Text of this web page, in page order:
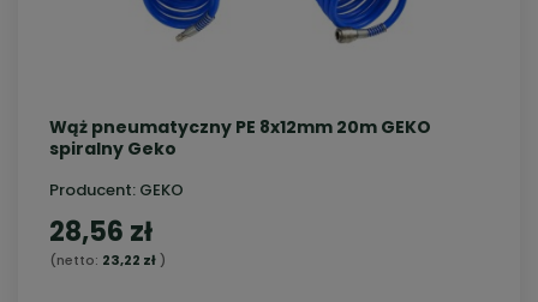
Wąż pneumatyczny PE 8x12mm 20m GEKO
spiralny Geko
Producent: GEKO
28,56 zł
(netto: 23,22 zł)